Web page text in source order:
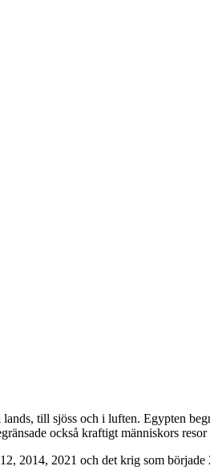
till sjöss och i luften. Egypten
också kraftigt människors
2014, 2021 och det krig som